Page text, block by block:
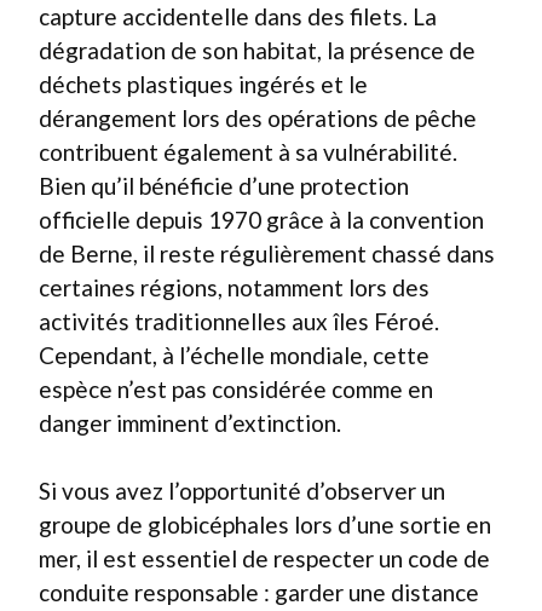
capture accidentelle dans des filets. La
dégradation de son habitat, la présence de
déchets plastiques ingérés et le
dérangement lors des opérations de pêche
contribuent également à sa vulnérabilité.
Bien qu’il bénéficie d’une protection
officielle depuis 1970 grâce à la convention
de Berne, il reste régulièrement chassé dans
certaines régions, notamment lors des
activités traditionnelles aux îles Féroé.
Cependant, à l’échelle mondiale, cette
espèce n’est pas considérée comme en
danger imminent d’extinction.
Si vous avez l’opportunité d’observer un
groupe de globicéphales lors d’une sortie en
mer, il est essentiel de respecter un code de
conduite responsable : garder une distance